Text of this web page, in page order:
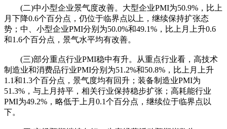
(二)中小型企业景气度改善。大型企业PMI为50.9%，比上
月下降0.6个百分点，仍位于临界点以上，继续保持扩张态
势；中、小型企业PMI分别为50.0%和49.1%，比上月上升0.6
和1.6个百分点，景气水平均有改善。
(三)部分重点行业PMI稳中有升。从重点行业看，高技术
制造业和消费品行业PMI分别为51.2%和50.8%，比上月上升
1.1和1.3个百分点，景气度均有回升；装备制造业PMI为
51.3%，与上月持平，相关行业保持稳步扩张；高耗能行业
PMI为49.2%，略低于上月0.1个百分点，继续位于临界点以
下。